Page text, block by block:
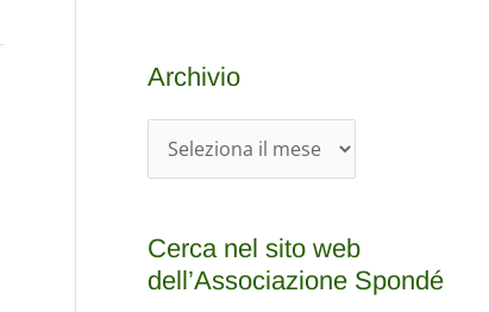
Archivio
r
h
i
Cerca nel sito web
dell’Associazione Spondé